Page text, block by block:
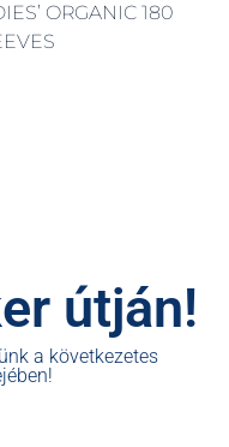
ORGANIC 180
útján!
a következetes